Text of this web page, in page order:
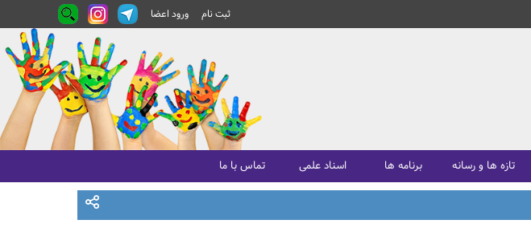
ثبت نام ورود اعضا
تازه ها و رسانه برنامه ها اسناد علمی تماس با ما